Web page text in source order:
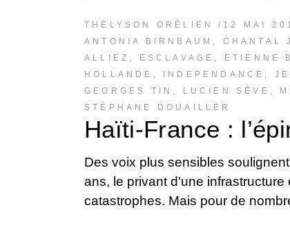
THÉLYSON ORÉLIEN
12 MAI
ANTONIA BIRNBAUM , CHANTAL
ALLIEZ , ESCLAVAGE , ETIENNE
HOLLANDE , INDEPENDANCE ,
GEORGES TIN , LUCIEN SÈVE ,
STÉPHANE DOUAILLER
Haïti-France :
Des voix plus sensibles
ans, le privant d'une
catastrophes. Mais pour de